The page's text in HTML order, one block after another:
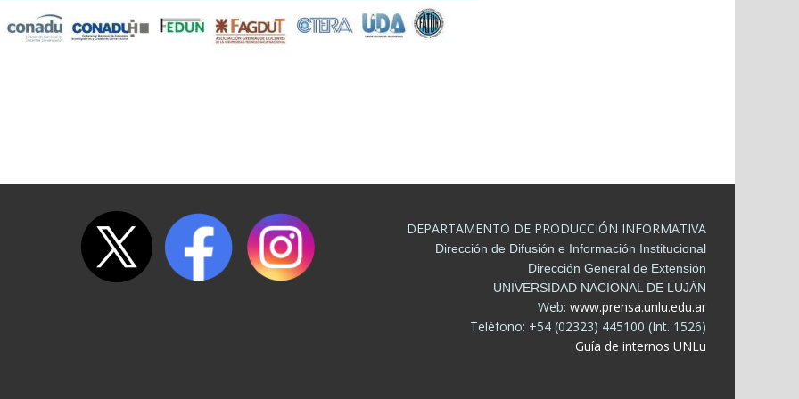
DEPARTAMENTO DE PRODUCCIÓN INFORMATIVA
Dirección de Difusión e Información Institucional
Dirección General de Extensión
UNIVERSIDAD NACIONAL DE LUJÁN
Web: www.prensa.unlu.edu.ar
Teléfono: +54 (02323) 445100 (Int. 1526)
Guía de internos UNLu